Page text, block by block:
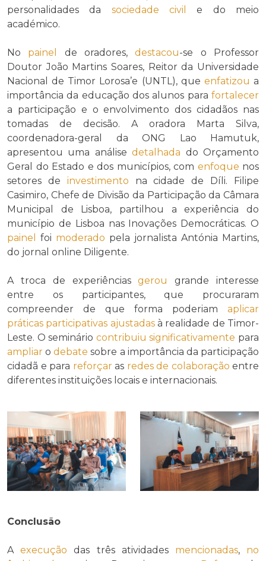
personalidades da sociedade civil
e do meio
académico.
No painel de oradores,destacou-se o Professor
Doutor João Martins Soares, Reitor da Universidade
Nacional de Timor Lorosa’e (UNTL), que enfatizou a
importância da educação dos alunos para fortalecer
a participação e o envolvimento dos cidadãos nas
tomadas de decisão. A oradora Marta Silva,
coordenadora-geral da ONG Lao Hamutuk,
apresentou uma análisedetalhada do Orçamento
Geral do Estado e dos municípios, com enfoque nos
setores de investimento na cidade de Díli. Filipe
Casimiro, Chefe de Divisão da Participação da Câmara
Municipal de Lisboa, partilhou a experiência do
município de Lisboa nas Inovações Democráticas. O
painel
foi moderado pela jornalista Antónia Martins,
do jornal online Diligente.
A troca de experiênciasgerou
grande interesse
entre os participantes, que procuraram
compreender de que forma poderiam aplicar
práticas participativas ajustadasà realidade de Timor-
Leste. O seminário contribuiu significativamente para
ampliar odebate sobre a importância da participação
cidadã e para reforçaras redes de colaboração entre
diferentes instituições locais e internacionais.
Conclusão
Aexecução das três atividades mencionadas, no